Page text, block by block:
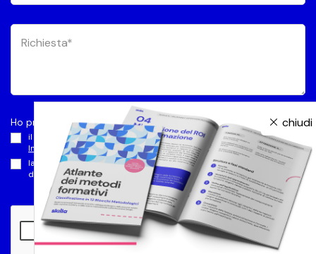
Ho preso visione dell’Informativa privacye autorizzo
il trattamento dei dati per le Finalità di Marketing (paragrafo C
Informativa privacy)
la comunicazione a terzi dei dati volta al perseguimento delle finalità
di Marketing (paragrafo C1Informativa privacy)
chiudi